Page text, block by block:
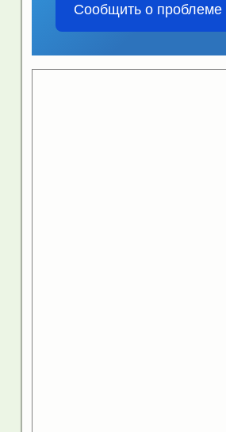
Сообщить о проблеме